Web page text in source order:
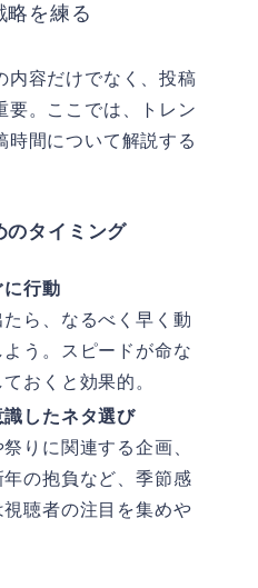
略を練る
内容だけでなく、投稿
要。ここでは、トレン
時間について解説する
のタイミング
に行動
ら、なるべく早く動
う。スピードが命な
おくと効果的。
したネタ選び
りに関連する企画、
の抱負など、季節感
聴者の注目を集めや